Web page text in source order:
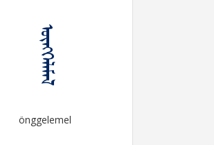
ᠥᠩᠭᠡᠯᠡᠮᠡᠯ
önggelemel